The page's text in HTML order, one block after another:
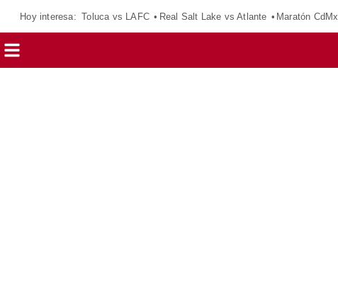
Hoy interesa: Toluca vs LAFC Real Salt Lake vs Atlante Maratón CdMx